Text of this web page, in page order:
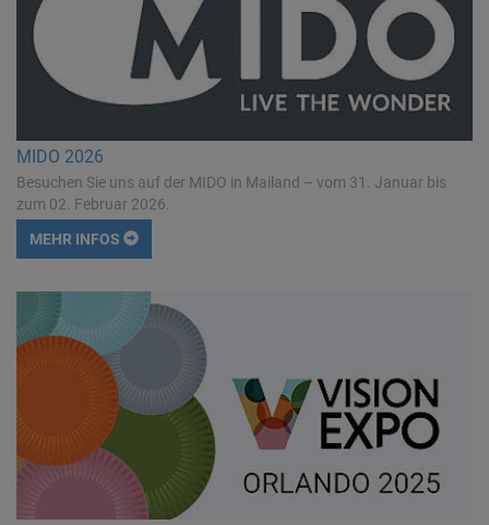
MIDO 2026
Besuchen Sie uns auf der MIDO in Mailand – vom 31. Januar bis
zum 02. Februar 2026.
MEHR INFOS